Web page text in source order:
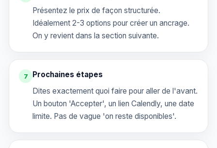
Présentez le prix de façon structurée.
Idéalement 2-3 options pour créer un ancrage.
On y revient dans la section suivante.
7
Prochaines étapes
Dites exactement quoi faire pour aller de l'avant.
Un bouton 'Accepter', un lien Calendly, une date
limite. Pas de vague 'on reste disponibles'.